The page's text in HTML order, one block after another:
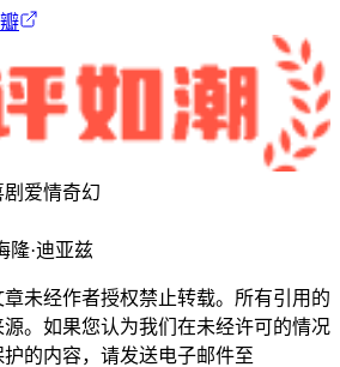
爱情奇幻
隆·迪亚兹
未经作者授权禁止转载。所有引用的
。如果您认为我们在未经许可的情况
的内容，请发送电子邮件至